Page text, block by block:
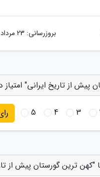
بروزرسانی: 23 مرداد 1400
پیش از تاریخ ایرانی" امتیاز
3
4
5
"کهن ترین گورستان پیش از